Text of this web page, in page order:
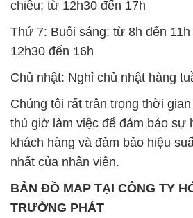
thủ giờ làm việc để đảm bảo sự
khách hàng và đảm bảo hiệu
nhất của nhân viên.
BẢN ĐỒ MAP TẠI CÔNG TY
TRƯỜNG PHÁT
ĐỊA CHỈ: 1229C Quốc lộ 1A,
Đông B, Quận Bình Tân, Sài
Minh